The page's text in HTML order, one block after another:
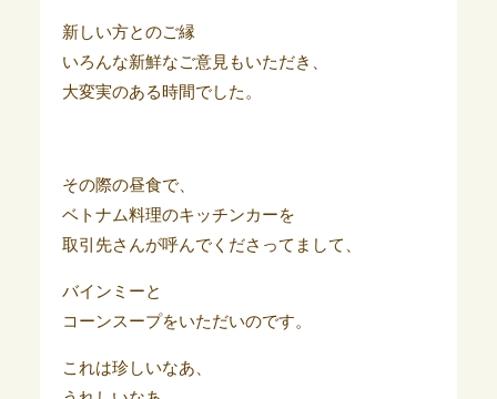
新しい方とのご縁
いろんな新鮮なご意見もいただき、
大変実のある時間でした。
その際の昼食で、
ベトナム料理のキッチンカーを
取引先さんが呼んでくださってまして、
バインミーと
コーンスープをいただいのです。
これは珍しいなあ、